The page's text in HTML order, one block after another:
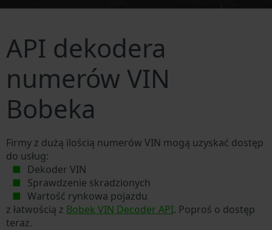
API dekodera
numerów VIN
Bobeka
Firmy z dużą ilością numerów VIN mogą uzyskać dostęp
do usług:
Dekoder VIN
Sprawdzenie skradzionych
Wartość rynkowa pojazdu
z łatwością z Bobek VIN Decoder API. Poproś o dostęp
teraz.